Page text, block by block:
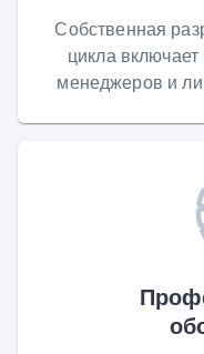
Собственная
цикла
менеджеров и